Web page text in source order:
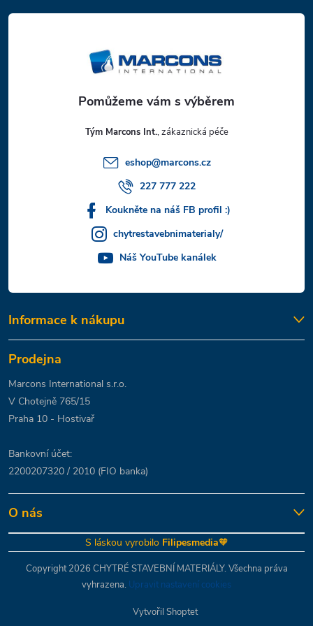
á
Tým Marcons Int.
eshop@marcons.cz
227 777 222
Koukněte na náš FB profil :)
chytrestavebnimaterialy/
Náš YouTube kanálek
Informace k nákupu
Prodejna
Marcons International s.r.o.
V Chotejně 765/15
Praha 10 - Hostivař
Bankovní účet:
2200207320 / 2010 (FIO banka)
O nás
S láskou vyrobilo Filipesmedia🧡
Vytvořil Shoptet
Copyright 2026 CHYTRÉ STAVEBNÍ MATERIÁLY. Všechna práva
vyhrazena. Upravit nastavení cookies